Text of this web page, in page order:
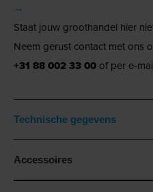
→
Staat jouw groothandel hier
Neem gerust contact met ons
+31 88 002 33 00 of per e-
Technische gegevens
Accessoires